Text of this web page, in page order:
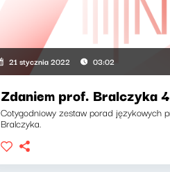
21 stycznia 2022 03:02
Zdaniem prof. Bralczyka
Cotygodniowy zestaw porad językowych
Bralczyka.